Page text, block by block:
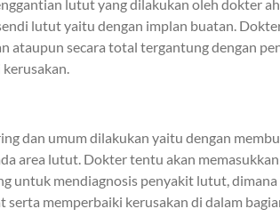
lutut yang dilakukan oleh dokter
lutut yaitu dengan implan buatan.
ataupun secara total tergantung dengan
dan umum dilakukan yaitu dengan
area lutut. Dokter tentu akan
untuk mendiagnosis penyakit lutut,
serta memperbaiki kerusakan di dalam